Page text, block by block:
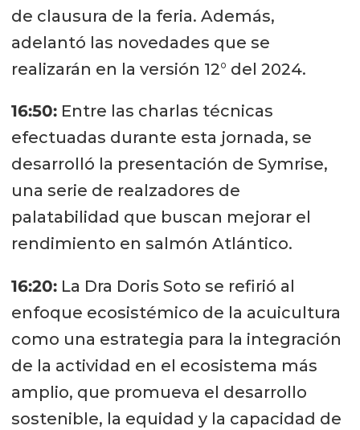
de clausura de la feria. Además,
adelantó las novedades que se
realizarán en la versión 12° del 2024.
16:50:Entre las charlas técnicas
efectuadas durante esta jornada, se
desarrolló la presentación de Symrise,
una serie de realzadores de
palatabilidad que buscan mejorar el
rendimiento en salmón Atlántico.
16:20:La Dra Doris Soto se refirió al
enfoque ecosistémico de la acuicultura
como una estrategia para la integración
de la actividad en el ecosistema más
amplio, que promueva el desarrollo
sostenible, la equidad y la capacidad de